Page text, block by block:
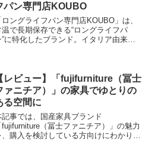
パン専門店KOUBO
ロングライフパン専門店KOUBO」は、
温で長期保存できる“ロングライフパ
”に特化したブランド。イタリア由来の
で幅広い用...
レビュー】「fujifurniture（冨士
ァニチア）」の家具でゆとりの
る空間に
記事では、国産家具ブランド
fujifurniture（冨士ファニチア）」の魅力
、購入を検討している方向けにわかりや